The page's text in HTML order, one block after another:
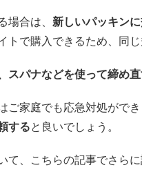
場合は、 新しいパッキン
トで購入できるため、同
スパナなどを使って締め
家庭でも応急対処がで
すると良いでしょう。
て、こちらの記事でさら